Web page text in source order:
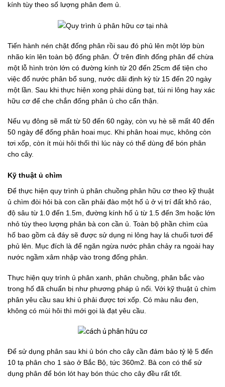
kính tùy theo số lượng phân đem ủ.
Tiến hành nén chặt đống phân rồi sau đó phủ lên một lớp bùn
nhão kín lên toàn bộ đống phân. Ở trên đỉnh đống phân để chừa
một lỗ hình tròn lớn có đường kính từ 20 đến 25cm để tiện cho
việc đổ nước phân bổ sung, nước dãi định kỳ từ 15 đến 20 ngày
một lần. Sau khi thực hiện xong phải dùng bạt, túi ni lông hay xác
hữu cơ để che chắn đống phân ủ cho cẩn thận.
Nếu vụ đông sẽ mất từ 50 đến 60 ngày, còn vụ hè sẽ mất 40 đến
50 ngày để đống phân hoai mục. Khi phân hoai mục, không còn
tơi xốp, còn ít mùi hôi thối thì lúc này có thể dùng để bón phân
cho cây.
Kỹ thuật ủ chìm
Để thực hiện quy trình ủ phân chuồng phân hữu cơ theo kỹ thuật
ủ chìm đòi hỏi bà con cần phải đào một hố ủ ở vị trí đất khô ráo,
độ sâu từ 1.0 đến 1.5m, đường kính hố ủ từ 1.5 đến 3m hoặc lớn
nhỏ tùy theo lượng phân bà con cần ủ. Toàn bộ phần chìm của
hố bao gồm cả đáy sẽ được sử dụng ni lông hay lá chuối tươi để
phủ lên. Mục đích là để ngăn ngừa nước phân chảy ra ngoài hay
nước ngầm xâm nhập vào trong đống phân.
Thực hiện quy trình ủ phân xanh, phân chuồng, phân bắc vào
trong hố đã chuẩn bị như phương pháp ủ nổi. Với kỹ thuật ủ chìm
phân yêu cầu sau khi ủ phải được tơi xốp. Có màu nâu đen,
không có mùi hôi thì mới gọi là đạt yêu cầu.
Để sử dụng phân sau khi ủ bón cho cây cần đảm bảo tỷ lệ 5 đến
10 tạ phân cho 1 sào ở Bắc Bộ, tức 360m2. Bà con có thể sử
dụng phân để bón lót hay bón thúc cho cây đều rất tốt.